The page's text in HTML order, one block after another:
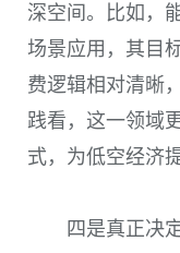
深空间。比如，
场景应用，其目
费逻辑相对清晰
践看，这一领域
式，为低空经济
四是真正决